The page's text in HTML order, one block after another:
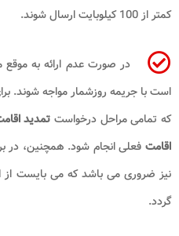
کمتر از 100 کیلوبایت ارسال شوند.
در صورت عدم ارائه به
است با جریمه روزشمار مواجه شوند.
که تمامی مراحل درخواستتمدید
اقامت فعلی انجام شود. همچنین، در
نیز ضروری می باشد که می بایست از
گردد.